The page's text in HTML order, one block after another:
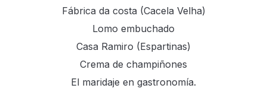
Fábrica da costa (Cacela Velha)
Lomo embuchado
Casa Ramiro (Espartinas)
Crema de champiñones
El maridaje en gastronomía.